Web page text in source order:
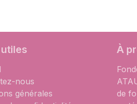
nous
générales
À
de